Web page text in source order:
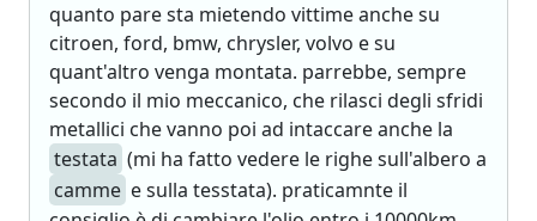
quanto pare sta mietendo vittime anche su
citroen, ford, bmw, chrysler, volvo e su
quant'altro venga montata. parrebbe, sempre
secondo il mio meccanico, che rilasci degli sfridi
metallici che vanno poi ad intaccare anche la
testata (mi ha fatto vedere le righe sull'albero a
camme e sulla tesstata). praticamnte il